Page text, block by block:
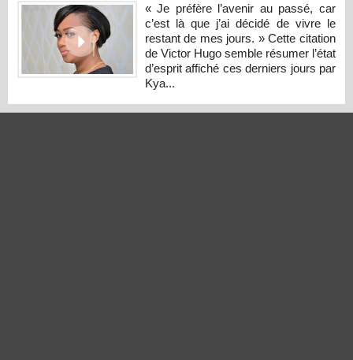
« Je préfère l’avenir au passé, car
c’est là que j’ai décidé de vivre le
restant de mes jours. » Cette citation
de Victor Hugo semble résumer l’état
d’esprit affiché ces derniers jours par
Kya...